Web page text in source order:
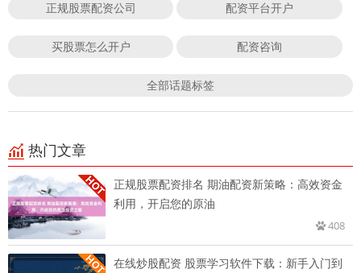
正规股票配资公司 配资平台开户
买股票怎么开户 配资咨询
全部话题标签
热门文章
正规股票配资排名 期油配资新策略：高效资金
利用，开启您的原油
408
在线炒股配资 股票学习软件下载：新手入门到